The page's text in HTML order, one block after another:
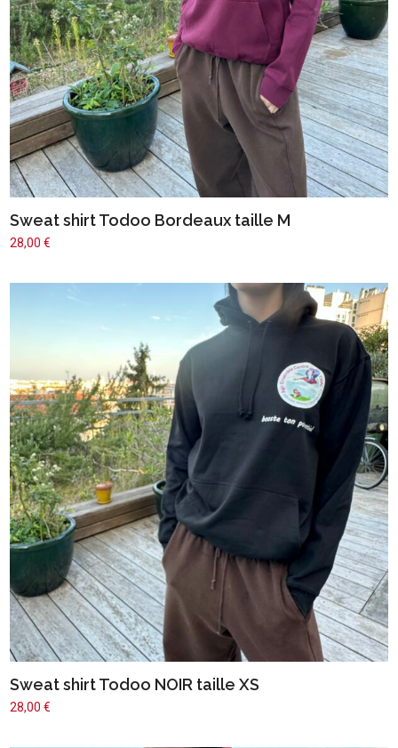
Sweat shirt Todoo Bordeaux taille M
28,00€
Sweat shirt Todoo NOIR taille XS
28,00€